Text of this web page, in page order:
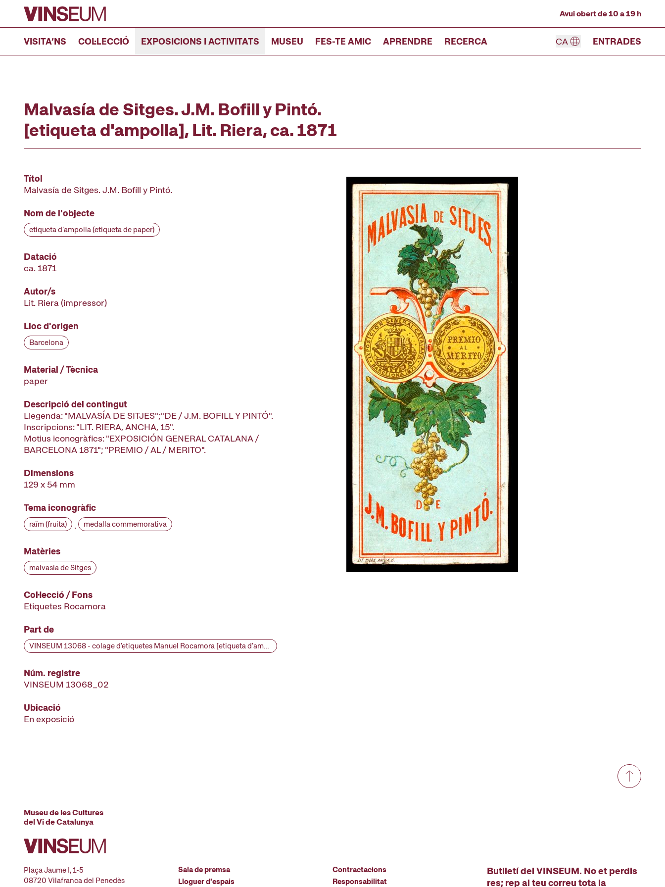
Anar al contingut
Avui obert de 10 a 19 h
VISITA’NS COL·LECCIÓ EXPOSICIONS I ACTIVITATS MUSEU FES-TE AMIC APRENDRE RECERCA CA ENTRADES
Malvasía de Sitges. J.M. Bofill y Pintó.
[etiqueta d'ampolla], Lit. Riera, ca. 1871
Títol
Malvasía de Sitges. J.M. Bofill y Pintó.
Nom de l'objecte
etiqueta d'ampolla (etiqueta de paper)
Datació
ca. 1871
Autor/s
Lit. Riera (impressor)
Lloc d'origen
Barcelona
Material / Tècnica
paper
Descripció del contingut
Llegenda: "MALVASÍA DE SITJES";"DE / J.M. BOFILL Y PINTÓ".
Inscripcions: "LIT. RIERA, ANCHA, 15".
Motius iconogràfics: "EXPOSICIÓN GENERAL CATALANA /
BARCELONA 1871"; "PREMIO / AL / MERITO".
Dimensions
129 x 54 mm
Tema iconogràfic
raïm (fruita) · medalla commemorativa
Matèries
malvasia de Sitges
Col·lecció / Fons
Etiquetes Rocamora
Part de
VINSEUM 13068 - colage d'etiquetes Manuel Rocamora [etiqueta d'ampolla], segle XIX
Núm. registre
VINSEUM 13068_02
Ubicació
En exposició
Museu de les Cultures
del Vi de Catalunya
Plaça Jaume I, 1-5
08720 Vilafranca del Penedès
Sala de premsa
Lloguer d'espais
Contractacions
Responsabilitat
Butlletí del VINSEUM. No et perdis
res; rep al teu correu tota la